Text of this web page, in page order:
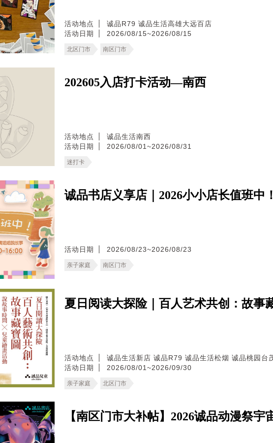
活动地点 诚品R79 诚品生活高雄大远百店
活动日期
2026/08/15~2026/08/15
北区门市 南区门市
202605入店打卡活动—南西
活动地点
诚品生活南西
活动日期
2026/08/01~2026/08/31
迷打卡
诚品书店义享店｜2026小小店长值班中！
活动日期 2026/08/23~2026/08/23
亲子家庭 南区门市
夏日阅读大探险｜百人艺术共创：故事
活动地点 诚品生活新店 诚品R79 诚品生活松烟 诚品桃园台
活动日期
2026/08/01~2026/09/30
亲子家庭 北区门市
【南区门市大补帖】2026诚品动漫祭宇